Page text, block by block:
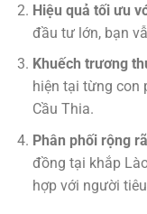
Hiệu quả tối ưu
đầu tư lớn, bạn
Khuếch trương
hiện tại từng con
Cầu Thia.
Phân phối rộng
đồng tại khắp
hợp với người